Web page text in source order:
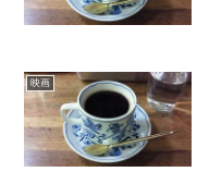
映画